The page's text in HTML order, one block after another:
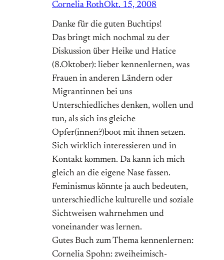
Cornelia RothOkt. 15, 2008
Danke für die guten Buchtips!
Das bringt mich nochmal zu der
Diskussion über Heike und Hatice
(8.Oktober): lieber kennenlernen, was
Frauen in anderen Ländern oder
Migrantinnen bei uns
Unterschiedliches denken, wollen und
tun, als sich ins gleiche
Opfer(innen?)boot mit ihnen setzen.
Sich wirklich interessieren und in
Kontakt kommen. Da kann ich mich
gleich an die eigene Nase fassen.
Feminismus könnte ja auch bedeuten,
unterschiedliche kulturelle und soziale
Sichtweisen wahrnehmen und
voneinander was lernen.
Gutes Buch zum Thema kennenlernen:
Cornelia Spohn: zweiheimisch-